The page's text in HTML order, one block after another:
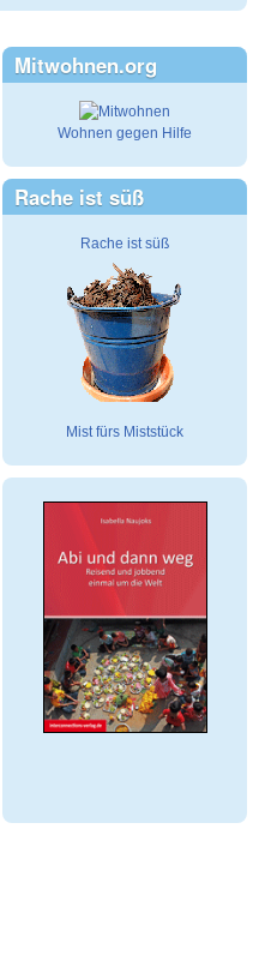
Mitwohnen.org
Wohnen gegen Hilfe
Rache ist süß
Rache ist süß
Mist fürs Miststück